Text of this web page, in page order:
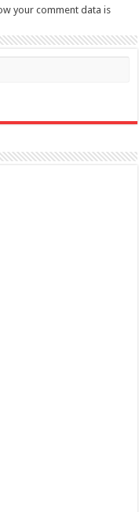
your comment data is